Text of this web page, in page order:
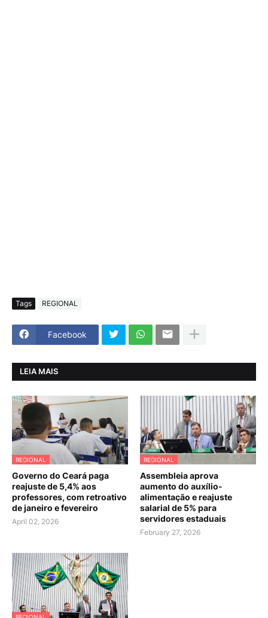
Tags REGIONAL
Facebook
LEIA MAIS
REGIONAL
Governo do Ceará paga
reajuste de 5,4% aos
professores, com retroativo
de janeiro e fevereiro
April 02, 2026
REGIONAL
Assembleia aprova
aumento do auxílio-
alimentação e reajuste
salarial de 5% para
servidores estaduais
February 27, 2026